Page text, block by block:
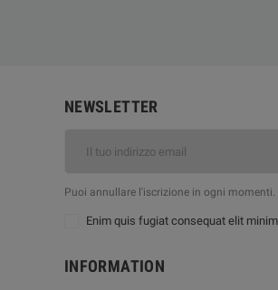
NEWSLETTER
Puoi annullare l'iscrizione in ogni
Enim quis fugiat consequat elit
INFORMATION